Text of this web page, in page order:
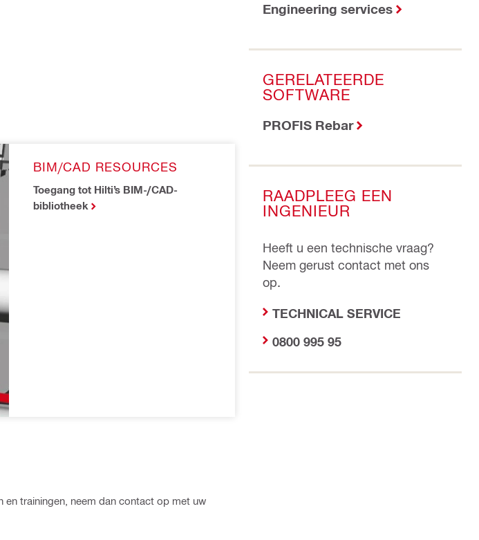
BIM/CAD RESOURCES
Toegang tot Hilti’s BIM-/CAD-
bibliotheek
en trainingen, neem dan contact op met uw
Engineering services
GERELATEERDE
SOFTWARE
PROFIS Rebar
RAADPLEEG EEN
INGENIEUR
Heeft u een technische vraag?
Neem gerust contact met ons
op.
TECHNICAL SERVICE
0800 995 95